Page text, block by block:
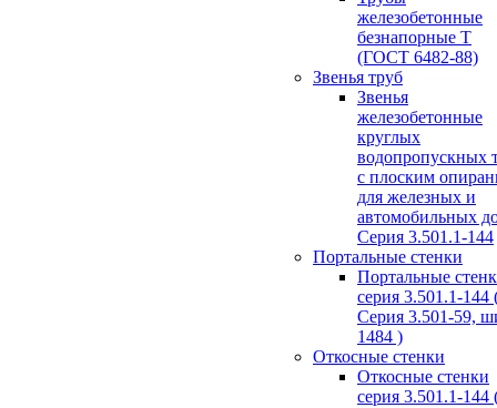
железобетонные
безнапорные Т
(ГОСТ 6482-88)
Звенья труб
Звенья
железобетонные
круглых
водопропускных
с плоским
для железных и
автомобильных
Серия 3.501.1-144
Портальные стенки
Портальные
серия 3.501.1-144
Серия 3.501-59,
1484 )
Откосные стенки
Откосные стенки
серия 3.501.1-144